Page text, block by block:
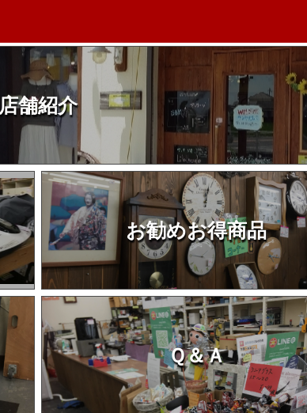
店舗紹介
お勧めお得商品
Ｑ＆Ａ